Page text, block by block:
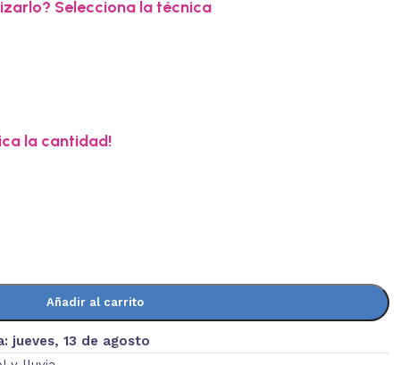
Selecciona la técnica
la cantidad!
Añadir al carrito
jueves, 13 de agosto